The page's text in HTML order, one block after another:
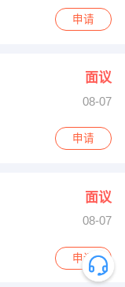
区法院边上）人力资
申请
面议
08-07
园区科技创新大楼8
申请
面议
08-07
塘下罗凤工业区
申请